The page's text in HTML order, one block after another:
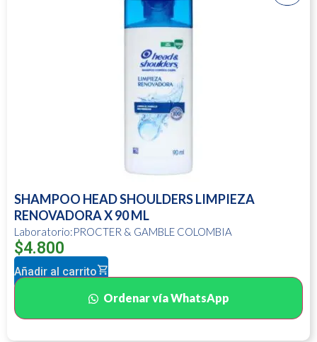
SHAMPOO HEAD SHOULDERS LIMPIEZA
RENOVADORA X 90 ML
Laboratorio:PROCTER & GAMBLE COLOMBIA
$4.800
Añadir al carrito
Ordenar vía WhatsApp